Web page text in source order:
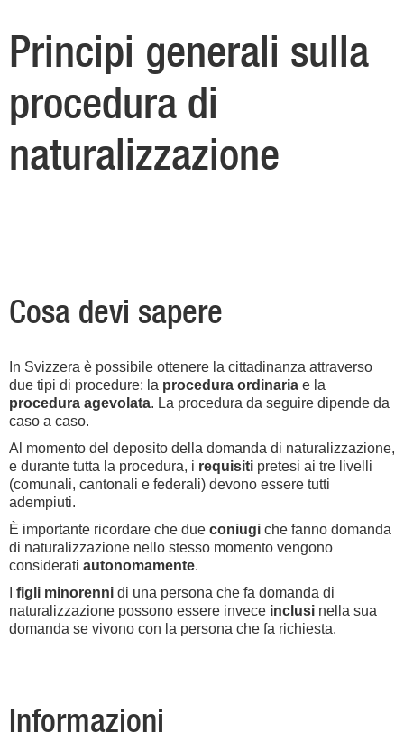
Principi generali sulla
procedura di
naturalizzazione
Cosa devi sapere
In Svizzera è possibile ottenere la cittadinanza attraverso
due tipi di procedure: la procedura ordinaria e la
procedura agevolata. La procedura da seguire dipende da
caso a caso.
Al momento del deposito della domanda di naturalizzazione,
e durante tutta la procedura, i requisiti pretesi ai tre livelli
(comunali, cantonali e federali) devono essere tutti
adempiuti.
È importante ricordare che due coniugi che fanno domanda
di naturalizzazione nello stesso momento vengono
considerati autonomamente.
figli minorenni di una persona che fa domanda di
naturalizzazione possono essere invece inclusi nella sua
domanda se vivono con la persona che fa richiesta.
Informazioni